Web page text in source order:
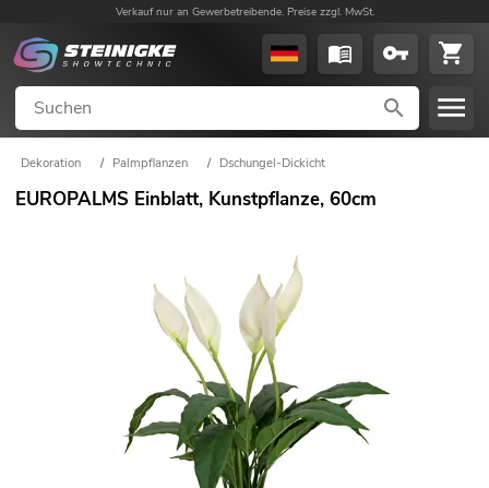
Verkauf nur an Gewerbetreibende. Preise zzgl. MwSt.
Dekoration / Palmpflanzen / Dschungel-Dickicht
EUROPALMS Einblatt, Kunstpflanze, 60cm